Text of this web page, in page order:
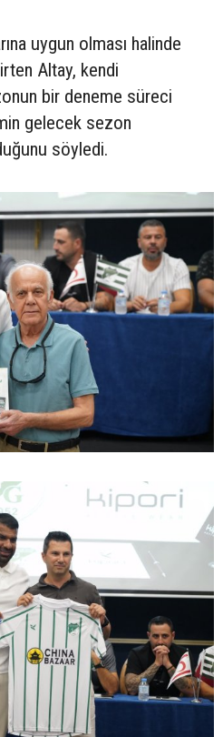
uygun olması halinde
Altay, kendi
bir deneme süreci
gelecek sezon
söyledi.